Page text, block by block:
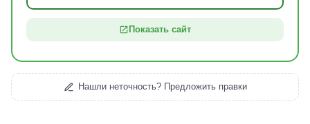
Показать сайт
Нашли неточность? Предложить правки